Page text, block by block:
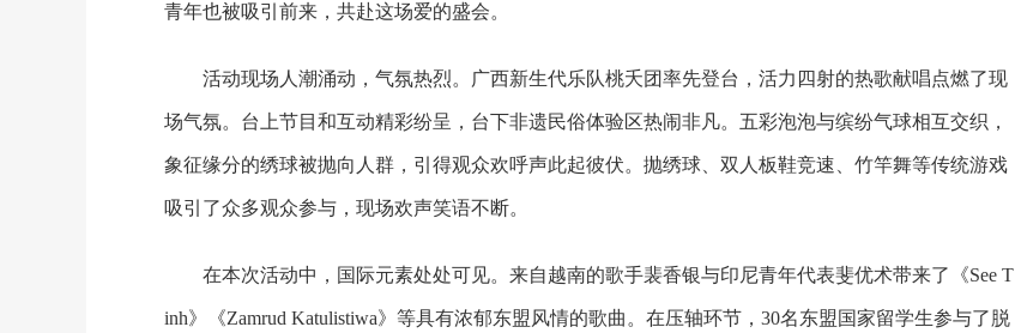
青年也被吸引前来，共赴这场爱的盛会。
活动现场人潮涌动，气氛热烈。广西新生代乐队桃夭团率先登台，活力四射的热歌献唱点燃了现
场气氛。台上节目和互动精彩纷呈，台下非遗民俗体验区热闹非凡。五彩泡泡与缤纷气球相互交织，
象征缘分的绣球被抛向人群，引得观众欢呼声此起彼伏。抛绣球、双人板鞋竞速、竹竿舞等传统游戏
吸引了众多观众参与，现场欢声笑语不断。
在本次活动中，国际元素处处可见。来自越南的歌手裴香银与印尼青年代表斐优术带来了《See T
inh》《Zamrud Katulistiwa》等具有浓郁东盟风情的歌曲。在压轴环节，30名东盟国家留学生参与了脱